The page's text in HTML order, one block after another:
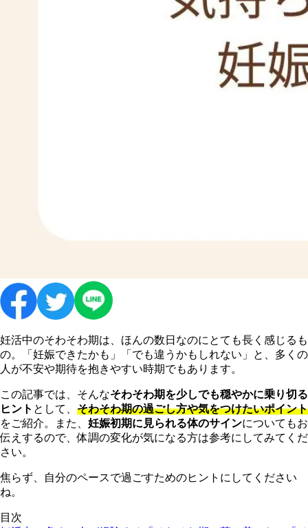
妊活中のそわそわ期は、ほんの数日なのにとても長く感じるも
の。「妊娠できたかも」「でも違うかもしれない」と、多くの
人が不安や期待を抱きやすい時期でもあります。
この記事では、そんなそわそわ期を少しでも穏やかに乗り切る
ヒント として、 そわそわ期の過ごし方や気をつけたいポイント
をご紹介。また、 妊娠初期に見られる体のサインについてもお
伝えするので、体調の変化が気になる方は参考にしてみてくだ
さい。
焦らず、自分のペースで過ごすためのヒントにしてください
ね。
目次